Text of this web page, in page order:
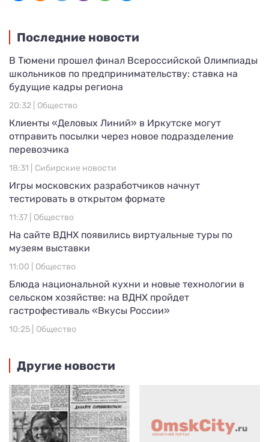
Последние новости
В Тюмени прошел финал Всероссийской Олимпиады
школьников по предпринимательству: ставка на
будущие кадры региона
20:32 | Общество
Клиенты «Деловых Линий» в Иркутске могут
отправить посылки через новое подразделение
перевозчика
18:31 | Сибирские новости
Игры московских разработчиков начнут
тестировать в открытом формате
11:37 | Общество
На сайте ВДНХ появились виртуальные туры по
музеям выставки
11:00 | Общество
Блюда национальной кухни и новые технологии в
сельском хозяйстве: на ВДНХ пройдет
гастрофестиваль «Вкусы России»
10:25 | Общество
Другие новости